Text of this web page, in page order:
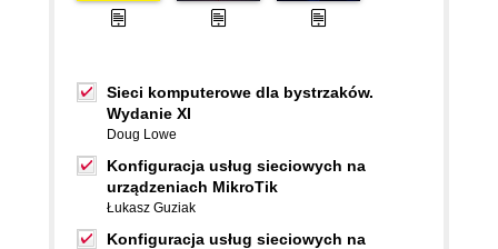
Sieci komputerowe dla bystrzaków.
Wydanie XI
Doug Lowe
Konfiguracja usług sieciowych na
urządzeniach MikroTik
Łukasz Guziak
Konfiguracja usług sieciowych na